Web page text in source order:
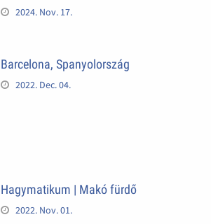
2024. Nov. 17.
Barcelona, Spanyolország
2022. Dec. 04.
Hagymatikum | Makó fürdő
2022. Nov. 01.